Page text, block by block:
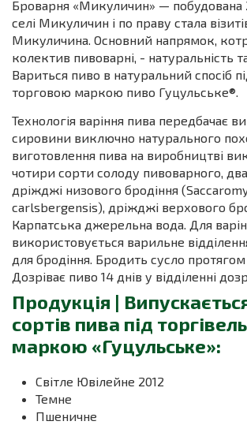
Броварня «Микуличин» — побудована
селі Микуличин і по праву стала
Микуличина. Основний напрямок,
колектив пивоварні, - натуральність
Вариться пиво в натуральний спосіб
торговою маркою пиво Гуцульське®.
Технологія варіння пива передбачає
сировини виключно натурального
виготовлення пива на виробництві
чотири сорти солоду пивоварного,
дріжджі низового бродіння
carlsbergensis), дріжджі верхового
Карпатська джерельна вода. Для
використовується варильне
для бродіння. Бродить сусло протягом
Дозріває пиво 14 днів у відділенні
Продукція |
сортів пива під
маркою «Гуцульське»:
Світле Ювілейне 2012
Темне
Пшеничне